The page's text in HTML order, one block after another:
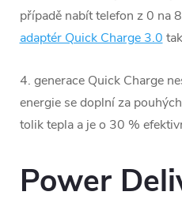
případě nabít telefon z 0 na
adaptér Quick Charge 3.0
4. generace Quick Charge
energie se doplní za
tolik tepla a je o 30 %
Power